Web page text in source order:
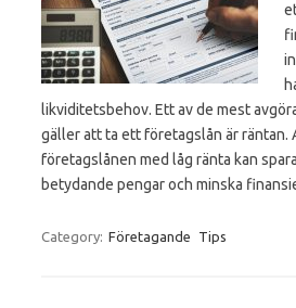
likviditetsbehov. Ett av de mest
gäller att ta ett företagslån är räntan.
företagslånen med låg ränta kan
betydande pengar och minska
Category: Företagande Tips